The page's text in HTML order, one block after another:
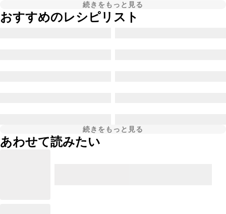
続きをもっと見る
おすすめのレシピリスト
続きをもっと見る
あわせて読みたい